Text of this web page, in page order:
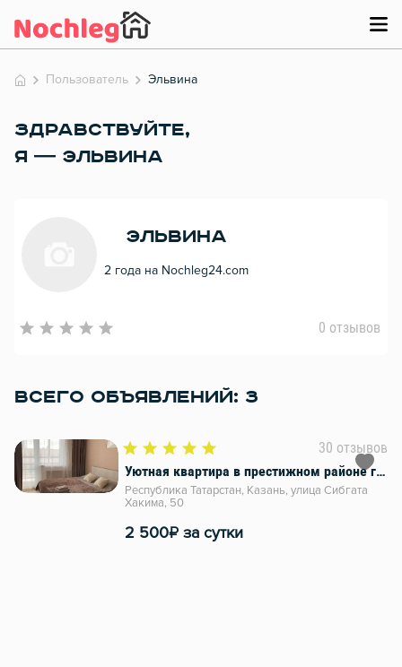
Пользователь Эльвина
ЗДРАВСТВУЙТЕ,
Я — ЭЛЬВИНА
Эльвина
2 года на Nochleg24.com
0 отзывов
ВСЕГО ОБЪЯВЛЕНИЙ: 3
30 отзывов
Уютная квартира в престижном районе города!
Республика Татарстан, Казань, улица Сибгата
Хакима, 50
2 500₽ за сутки